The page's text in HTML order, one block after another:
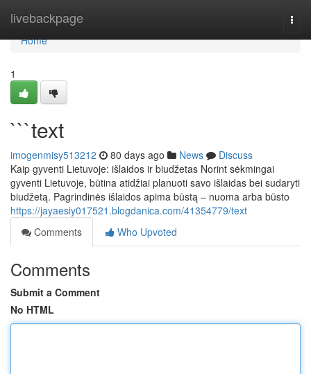
livebackpage
Home
Home
1
```text
imogenmisy513212 80 days ago News
Discuss
Kaip gyventi Lietuvoje: išlaidos ir biudžetas Norint sėkmingai
gyventi Lietuvoje, būtina atidžiai planuoti savo išlaidas bei sudaryti
biudžetą. Pagrindinės išlaidos apima būstą – nuoma arba būsto
https://jayaesiy017521.blogdanica.com/41354779/text
Comments
Who Upvoted
Comments
Submit a Comment
No HTML